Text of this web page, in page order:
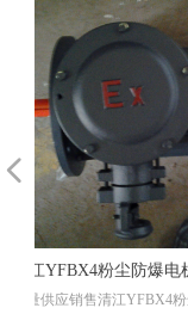
尘防爆电机销售山
尘防爆电机防爆
江YFBX4粉尘防爆电
넳